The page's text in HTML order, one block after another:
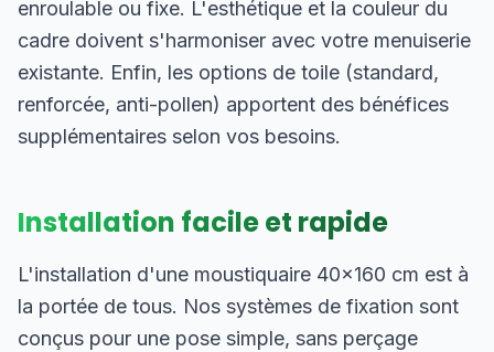
enroulable ou fixe. L'esthétique et la couleur du
cadre doivent s'harmoniser avec votre menuiserie
existante. Enfin, les options de toile (standard,
renforcée, anti-pollen) apportent des bénéfices
supplémentaires selon vos besoins.
Installation facile et rapide
L'installation d'une moustiquaire 40×160 cm est à
la portée de tous. Nos systèmes de fixation sont
conçus pour une pose simple, sans perçage